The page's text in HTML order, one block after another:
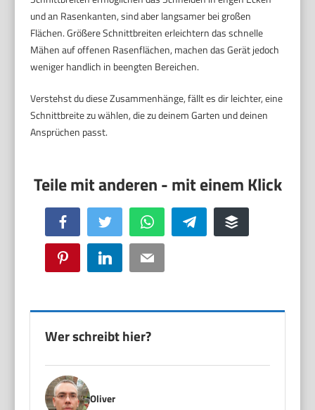
und an Rasenkanten, sind aber langsamer bei großen
Flächen. Größere Schnittbreiten erleichtern das schnelle
Mähen auf offenen Rasenflächen, machen das Gerät jedoch
weniger handlich in beengten Bereichen.
Verstehst du diese Zusammenhänge, fällt es dir leichter, eine
Schnittbreite zu wählen, die zu deinem Garten und deinen
Ansprüchen passt.
Facebook Twitter WhatsApp Telegram Buffer
Pinterest LinkedIn Email
Wer schreibt hier?
Oliver